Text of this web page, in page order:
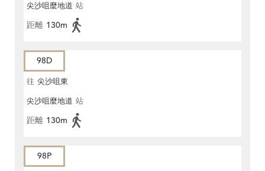
尖沙咀麼地道 站
距離 130m
98D
往 尖沙咀東
尖沙咀麼地道 站
距離 130m
98P